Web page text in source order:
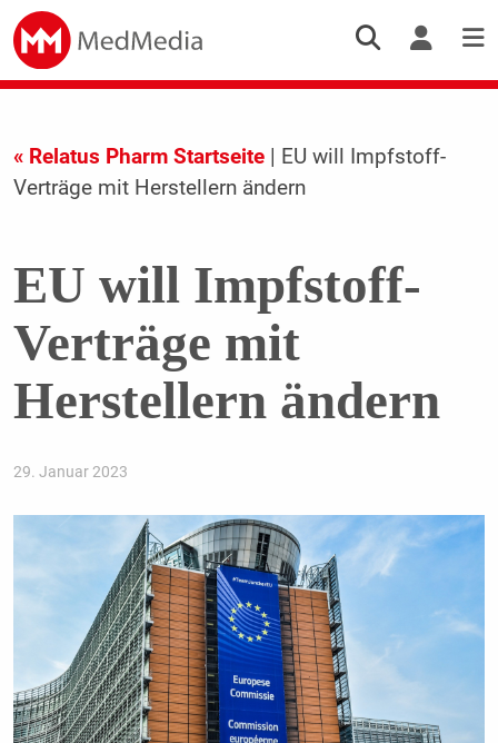
« Relatus Pharm Startseite| EU will Impfstoff-
Verträge mit Herstellern ändern
EU will Impfstoff-
Verträge mit
Herstellern ändern
29. Januar 2023